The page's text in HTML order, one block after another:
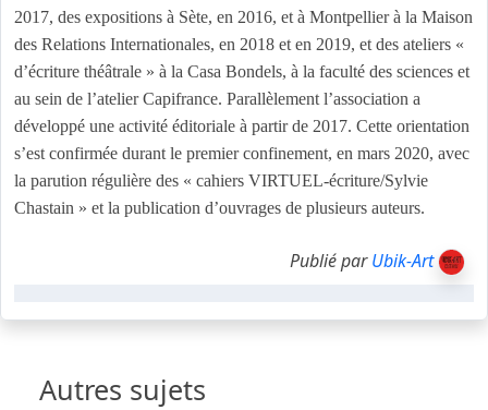
2017, des expositions à Sète, en 2016, et à Montpellier à la Maison
des Relations Internationales, en 2018 et en 2019, et des ateliers «
d’écriture théâtrale » à la Casa Bondels, à la faculté des sciences et
au sein de l’atelier Capifrance. Parallèlement l’association a
développé une activité éditoriale à partir de 2017. Cette orientation
s’est confirmée durant le premier confinement, en mars 2020, avec
la parution régulière des « cahiers VIRTUEL-écriture/Sylvie
Chastain » et la publication d’ouvrages de plusieurs auteurs.
Publié parUbik-Art
Autres sujets